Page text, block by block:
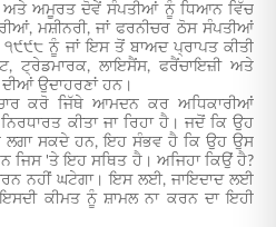
ਅਤੇ ਅਮੂਰਤ ਦੋਵੇਂ ਸੰਪਤੀਆਂ ਨੂੰ ਧਿਆਨ ਵਿੱਚ
ਮਸ਼ੀਨਰੀ, ਜਾਂ ਫਰਨੀਚਰ ਠੋਸ ਸੰਪਤੀਆਂ
ਨੂੰ ਜਾਂ ਇਸ ਤੋਂ ਬਾਅਦ ਪ੍ਰਾਪਤ ਕੀਤੀ
ਟ੍ਰੇਡਮਾਰਕ, ਲਾਇਸੈਂਸ, ਫਰੈਂਚਾਇਜ਼ੀ ਅਤੇ
ਉਦਾਹਰਣਾਂ ਹਨ।
ਕਰੋ ਜਿੱਥੇ ਆਮਦਨ ਕਰ ਅਧਿਕਾਰੀਆਂ
ਕੀਤਾ ਜਾ ਰਿਹਾ ਹੈ। ਜਦੋਂ ਕਿ ਉਹ
ਲਗਾ ਸਕਦੇ ਹਨ, ਇਹ ਸੰਭਵ ਹੈ ਕਿ ਉਹ ਉਸ
ਜਿਸ 'ਤੇ ਇਹ ਸਥਿਤ ਹੈ। ਅਜਿਹਾ ਕਿਉਂ ਹੈ?
ਨਹੀਂ ਘਟੇਗਾ। ਇਸ ਲਈ, ਜਾਇਦਾਦ ਲਈ
ਕੀਮਤ ਨੂੰ ਸ਼ਾਮਲ ਨਾ ਕਰਨ ਦਾ ਇਹੀ